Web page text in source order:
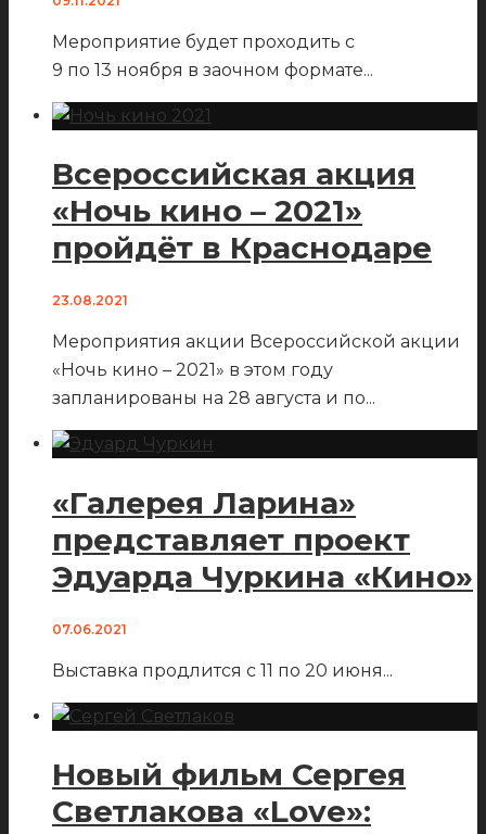
Мероприятие будет проходить с
9 по 13 ноября в заочном формате...
Всероссийская акция
«Ночь кино – 2021»
пройдёт в Краснодаре
23.08.2021
Мероприятия акции Всероссийской акции
«Ночь кино – 2021» в этом году
запланированы на 28 августа и по...
«Галерея Ларина»
представляет проект
Эдуарда Чуркина «Кино»
07.06.2021
Выставка продлится с 11 по 20 июня...
Новый фильм Сергея
Светлакова «Love»: